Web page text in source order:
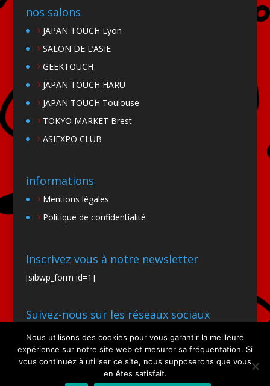
nos salons
JAPAN TOUCH Lyon
SALON DE L’ASIE
GEEKTOUCH
JAPAN TOUCH HARU
JAPAN TOUCH Toulouse
TOKYO MARKET Brest
ASIEXPO CLUB
informations
Mentions légales
Politique de confidentialité
Inscrivez vous à notre newsletter
[sibwp_form id=1]
Suivez-nous sur les réseaux sociaux
Nous utilisons des cookies pour vous garantir la meilleure
expérience sur notre site web et mesurer sa fréquentation. Si
vous continuez à utiliser ce site, nous supposerons que vous
en êtes satisfait.